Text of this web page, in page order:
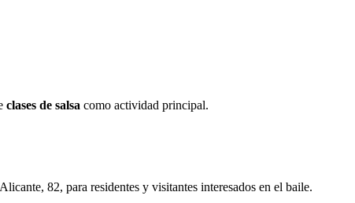
clases de salsa como actividad principal.
82, para residentes y visitantes interesados en el baile.